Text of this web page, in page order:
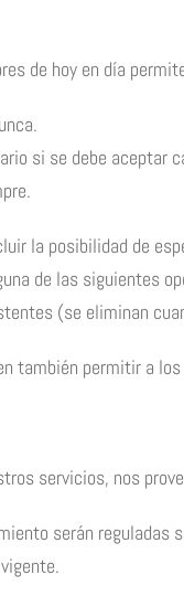
de hoy en día
si se debe aceptar
la posibilidad de
de las siguientes
(se eliminan
también permitir a
servicios, nos
serán reguladas